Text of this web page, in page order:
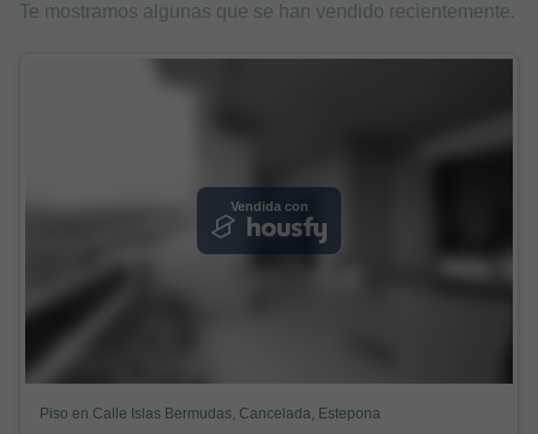
Te mostramos algunas que se han vendido recientemente.
Vendida con
Piso en Calle Islas Bermudas, Cancelada, Estepona